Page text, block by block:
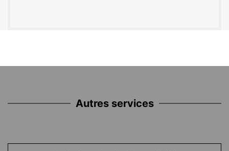
Autres services